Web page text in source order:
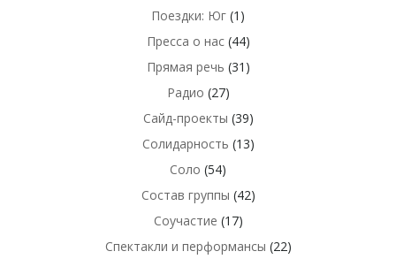
Поездки: Юг (1)
Пресса о нас(44)
Прямая речь (31)
Радио (27)
Сайд-проекты (39)
Солидарность (13)
Соло (54)
Состав группы (42)
Соучастие (17)
Спектакли и перформансы (22)